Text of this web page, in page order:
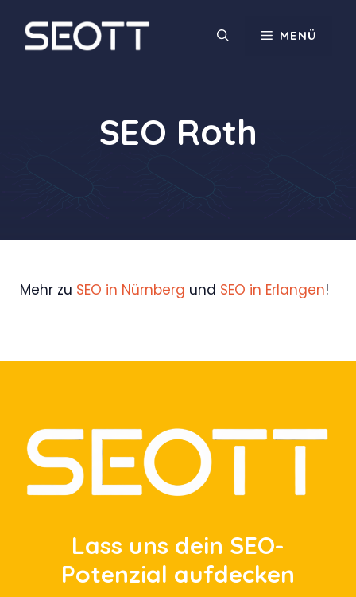
Inhalt
springen
MENÜ
SEO Roth
Mehr zu SEO in Nürnberg und SEO in Erlangen!
Lass uns dein SEO-
Potenzial aufdecken